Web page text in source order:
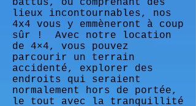
battus, ou comprenant des
lieux incontournables, nos
4x4 vous y emmèneront à coup
sûr !
Avec notre location
de 4×4, vous pouvez
parcourir un terrain
accidenté, explorer des
endroits qui seraient
normalement hors de portée,
le tout avec la tranquillité